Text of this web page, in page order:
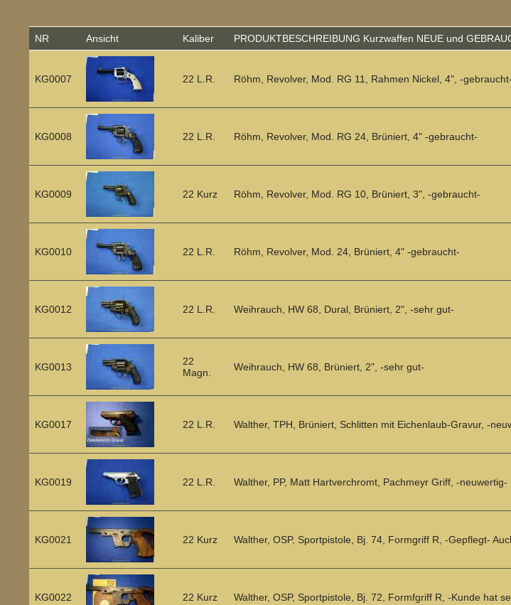
NR Ansicht Kaliber PRODUKTBESCHREIBUNG Kurzwaffen NEUE und
KG0007 22 L.R. Röhm, Revolver, Mod. RG 11, Rahmen Nickel, 4", -gebraucht-
KG0008 22 L.R. Röhm, Revolver, Mod. RG 24, Brüniert, 4" -gebraucht-
KG0009 22 Kurz Röhm, Revolver, Mod. RG 10, Brüniert, 3", -gebraucht-
KG0010 22 L.R. Röhm, Revolver, Mod. 24, Brüniert, 4" -gebraucht-
KG0012 22 L.R. Weihrauch, HW 68, Dural, Brüniert, 2", -sehr gut-
KG0013
22
Magn.
Weihrauch, HW 68, Brüniert, 2", -sehr gut-
KG0017 22 L.R. Walther, TPH, Brüniert, Schlitten mit Eichenlaub-Gravur, -
KG0019 22 L.R. Walther, PP, Matt Hartverchromt, Pachmeyr Griff, -neuwertig-
KG0021 22 Kurz Walther, OSP, Sportpistole, Bj. 74, Formgriff R, -Gepflegt-
KG0022 22 Kurz Walther, OSP, Sportpistole, Bj. 72, Formfgriff R, -Kunde hat